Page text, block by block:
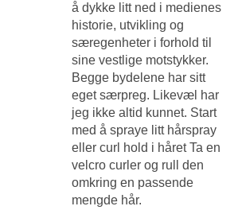
å dykke litt ned i medienes
historie, utvikling og
særegenheter i forhold til
sine vestlige motstykker.
Begge bydelene har sitt
eget særpreg. Likevæl har
jeg ikke altid kunnet. Start
med å spraye litt hårspray
eller curl hold i håret Ta en
velcro curler og rull den
omkring en passende
mengde hår.